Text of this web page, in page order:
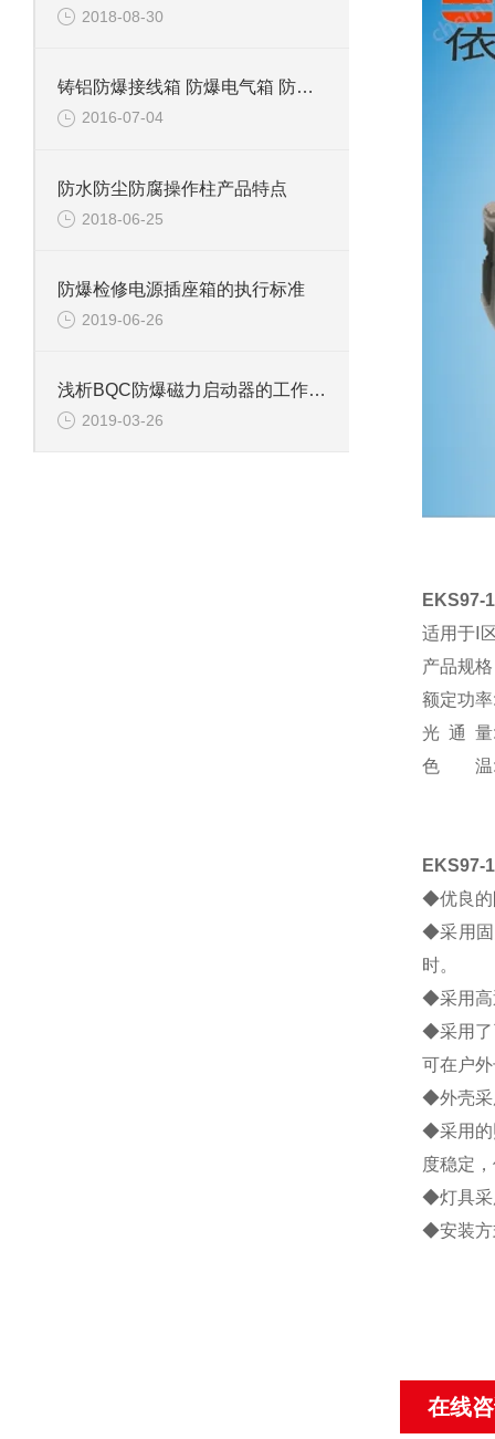
2018-08-30
铸铝防爆接线箱 防爆电气箱 防爆断路器箱
2016-07-04
防水防尘防腐操作柱产品特点
2018-06-25
防爆检修电源插座箱的执行标准
2019-06-26
浅析BQC防爆磁力启动器的工作原理
2019-03-26
EKS97-
适用于Ⅰ
产品规格
额定功
光 通 量
色 温:
EKS97-
◆优良的
◆采用固
时。
◆采用高
◆采用了
可在户
◆外壳采
◆采用的
度稳定
◆灯具采
◆安装方
在线